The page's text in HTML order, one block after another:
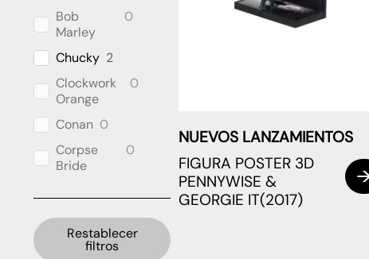
Bob
Marley
0
Chucky 2
Clockwork
Orange
0
Conan 0
Corpse
Bride
0
DC
Universe
0
Restablecer
filtros
NUEVOS LANZAMIENTOS
FIGURA POSTER 3D
PENNYWISE &
GEORGIE IT(2017)